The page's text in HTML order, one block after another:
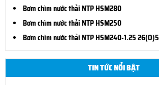
Bơm chìm nước thải NTP HSM280
Bơm chìm nước thải NTP HSM250
Bơm chìm nước thải NTP HSM240-1.25 26(O)5
TIN TỨC NỔI BẬT